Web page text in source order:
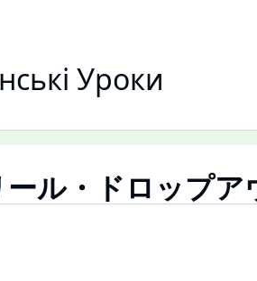
Уроки
ル・ドロップア